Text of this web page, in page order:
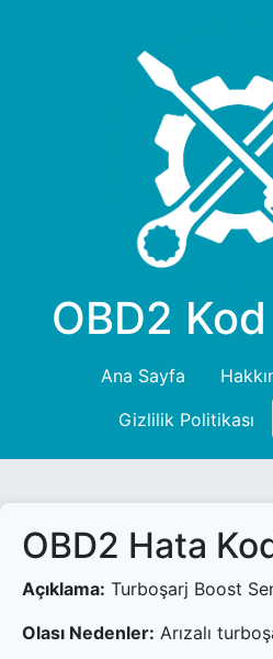
OBD2
Ana Sayfa
Gizlilik Politikası
OBD2 Hata
Açıklama: Turboşarj Boost
Olası Nedenler: Arızalı